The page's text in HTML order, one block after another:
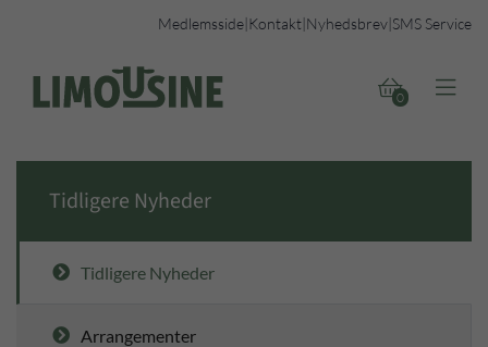
Medlemsside|Kontakt|Nyhedsbrev|SMS Service


0
Tidligere Nyheder
Tidligere Nyheder
Arrangementer